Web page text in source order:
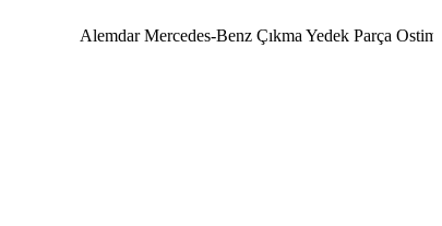
Alemdar Mercedes-Benz Çıkma Yedek Parça Ostim